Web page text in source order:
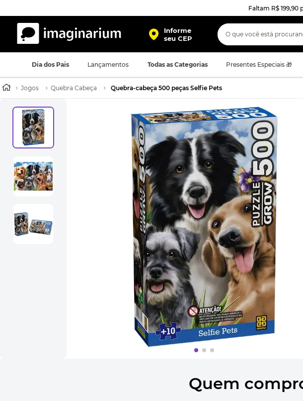
Faltam R$ 199,90
Informe
seu CEP
O que você está
Dia dos Pais Lançamentos Todas as Categorias Presentes Especiais 🎁
Jogos Quebra Cabeça Quebra-cabeça 500 peças Selfie Pets
Quem
TERMOS MAIS BUSCADOS
harry potter
2º
bolsa
bolsa termica